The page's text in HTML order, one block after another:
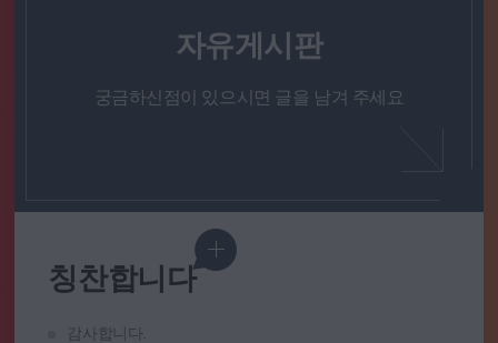
자유게시판
궁금하신점이 있으시면 글을 남겨 주세요
칭찬합니다
감사합니다.